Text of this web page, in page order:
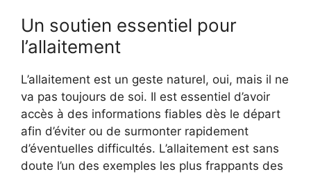
Un soutien essentiel pour
l’allaitement
L’allaitement est un geste naturel, oui, mais il ne
va pas toujours de soi. Il est essentiel d’avoir
accès à des informations fiables dès le départ
afin d’éviter ou de surmonter rapidement
d’éventuelles difficultés. L’allaitement est sans
doute l’un des exemples les plus frappants des